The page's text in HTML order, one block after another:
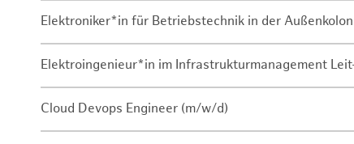
Elektroniker*in für Betriebstechnik in der
Elektroingenieur*in im Infrastrukturmanagement
Cloud Devops Engineer (m/w/d)